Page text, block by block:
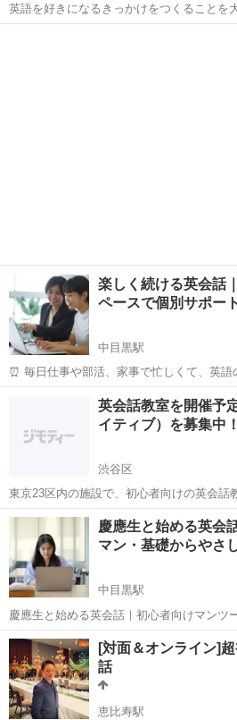
英語を好きになるきっかけをつくることを
話レッスンです。 ネイティブ講師と楽しく会話をしながら、英語に対
楽しく続ける英会話
ペースで個別サポー
中目黒駅
⏰ 毎日仕事や部活、家事で忙しくて、英
とれない。 🚃 通勤や通学のスキマ時間になんとなく単語帳を見ている
けれど、話せるようになっている気がしな
せんか。 英会話は、...
中目黒駅 英会話
英会話教室を開催予
イティブ）を募集中！
渋谷区
東京23区内の施設で、初心者向けの英会話
語講師（ネイティブ）の方を探しておりま
ける方は、お気軽にご連絡ください。 ご連絡いただいたあとに、報酬
などの条件面の詳細につい...
東京 渋谷区 英会話 ネイティブ
慶應生と始める英会
マン・基礎からやさ
中目黒駅
慶應生と始める英会話｜初心者向けマンツ
く・無料体験受付中 英会話を始めたいけれど、何から勉強すればいい
か分からない。 英語を話すのは緊張する
忘れてしまった。 ...
東京 渋谷区 中目黒駅 英会話
[対面＆オンライン]
話
恵比寿駅